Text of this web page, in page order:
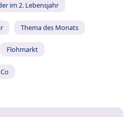
im 2. Lebensjahr
Thema des Monats
Flohmarkt